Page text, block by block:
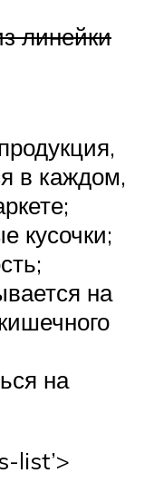
линейки
в каждом,
кусочки;
на
на
list’>